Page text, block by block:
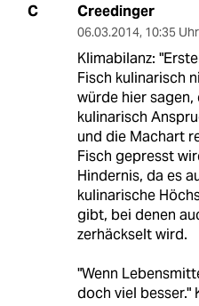
C Creedinger
06.03.2014, 10:35 Uhr
Klimabilanz:
Fisch kulinarisch
würde hier
kulinarisch
und die Machart
Fisch gepresst
Hindernis, da es
kulinarische
gibt, bei denen
zerhäckselt wird.
"Wenn
doch viel besser."